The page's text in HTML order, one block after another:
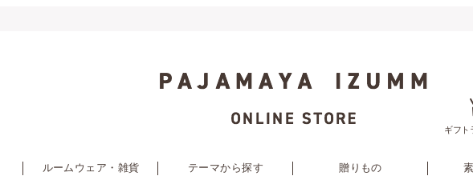
ギフト
ルームウェア・雑貨 テーマから探す 贈りもの